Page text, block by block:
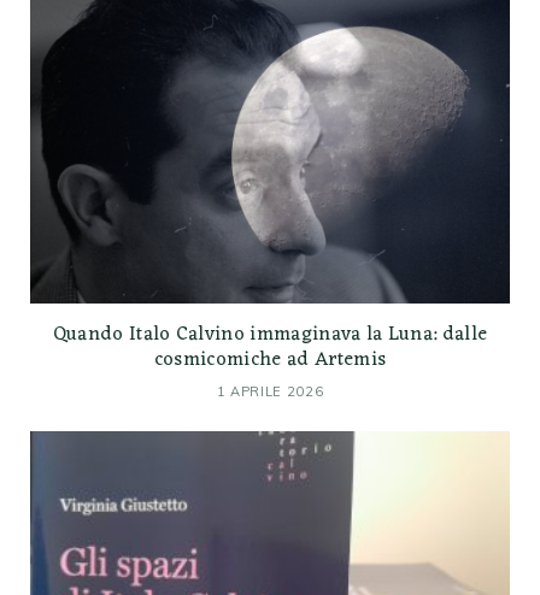
Quando Italo Calvino immaginava la Luna: dalle
cosmicomiche ad Artemis
1 APRILE 2026